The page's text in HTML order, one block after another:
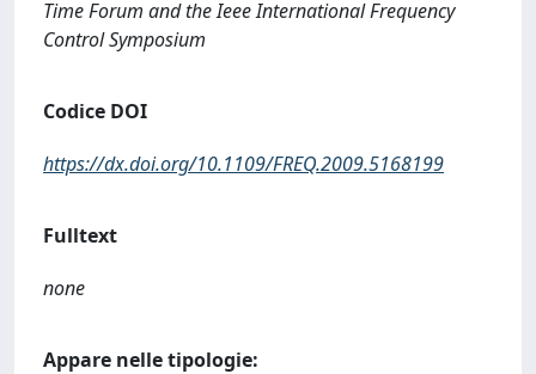
Time Forum and the Ieee International Frequency
Control Symposium
Codice DOI
https://dx.doi.org/10.1109/FREQ.2009.5168199
Fulltext
none
Appare nelle tipologie: